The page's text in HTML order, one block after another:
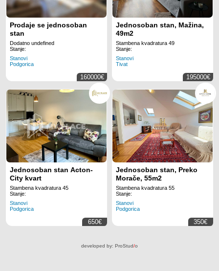
Prodaje se jednosoban
stan
Dodatno undefined
Stanje:
Stanovi
Podgorica
160000€
Jednosoban stan, Mažina,
49m2
Stambena kvadratura 49
Stanje:
Stanovi
Tivat
195000€
Jednosoban stan Acton-
City kvart
Stambena kvadratura 45
Stanje:
Stanovi
Podgorica
650€
Jednosoban stan, Preko
Morače, 55m2
Stambena kvadratura 55
Stanje:
Stanovi
Podgorica
350€
developed by: ProStud/o